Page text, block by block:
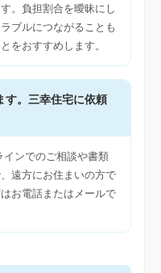
。負担割合を曖昧にし
ブルにつながることも
をおすすめします。
す。三幸住宅に依頼
インでのご相談や書類
遠方にお住まいの方で
お電話またはメールで